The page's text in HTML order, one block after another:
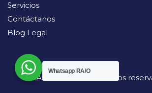
Servicios
Contáctanos
Blog Legal
RA/O. Todos los derechos
Whatsapp RA/O